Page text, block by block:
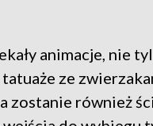
animacje, nie
ze
również